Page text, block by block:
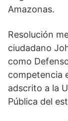
Amazonas.
Resolución
ciudadano
como
competencia
adscrito a la
Pública del